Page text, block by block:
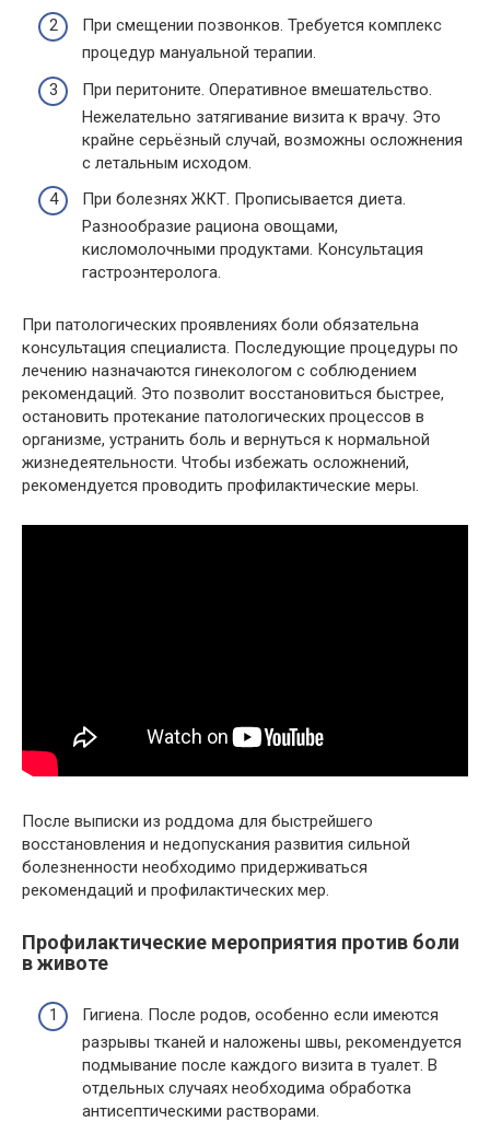
При смещении позвонков. Требуется комплекс
процедур мануальной терапии.
При перитоните. Оперативное вмешательство.
Нежелательно затягивание визита к врачу. Это
крайне серьёзный случай, возможны осложнения
с летальным исходом.
При болезнях ЖКТ. Прописывается диета.
Разнообразие рациона овощами,
кисломолочными продуктами. Консультация
гастроэнтеролога.
При патологических проявлениях боли обязательна
консультация специалиста. Последующие процедуры по
лечению назначаются гинекологом с соблюдением
рекомендаций. Это позволит восстановиться быстрее,
остановить протекание патологических процессов в
организме, устранить боль и вернуться к нормальной
жизнедеятельности. Чтобы избежать осложнений,
рекомендуется проводить профилактические меры.
После выписки из роддома для быстрейшего
восстановления и недопускания развития сильной
болезненности необходимо придерживаться
рекомендаций и профилактических мер.
Профилактические мероприятия против боли
в животе
Гигиена. После родов, особенно если имеются
разрывы тканей и наложены швы, рекомендуется
подмывание после каждого визита в туалет. В
отдельных случаях необходима обработка
антисептическими растворами.